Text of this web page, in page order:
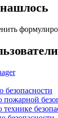
безопасности
пожарной